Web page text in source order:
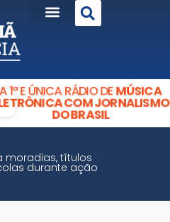
A 1ª E ÚNICA RÁDIO DEMÚSICA
COM JORNALISMO
DO BRASIL
moradias, títulos
durante ação